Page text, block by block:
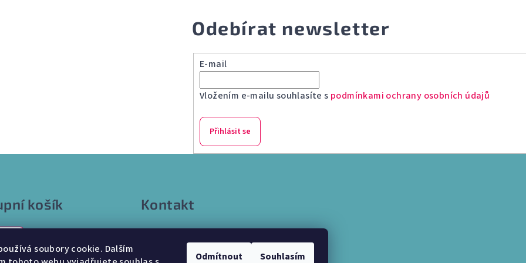
soubory cookie. Dalším
Odmítnout Souhlasím
Odebírat newsletter
E-mail
Vložením e-mailu souhlasíte s podmínkami ochrany osobních údajů
Přihlásit se
košík Kontakt
603 100 829